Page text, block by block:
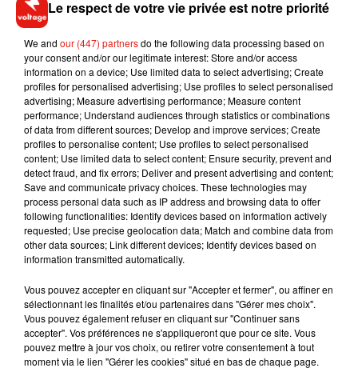
Musique
6 août 2026
Il y a 10 ans, DJ Snake changeait de
dimension avec son premier...
Fred again.. et Latin Mafia dévoilent enfin
leur mixtape créée en...
31 juillet 2026
Swedish House Mafia et Lykke Li
dévoilent « Happiness Is So Sad »
Le respect de votre vie privée est notre priorité
We and our (447) partnersdo the following data processing based on
your consent and/or our legitimate interest: Store and/or access
information on a device; Use limited data to select advertising; Create
profiles for personalised advertising; Use profiles to select personalised
advertising; Measure advertising performance; Measure content
performance; Understand audiences through statistics or combinations
of data from different sources; Develop and improve services; Create
profiles to personalise content; Use profiles to select personalised
content; Use limited data to select content; Ensure security, prevent and
detect fraud, and fix errors; Deliver and present advertising and content;
Save and communicate privacy choices. These technologies may
process personal data such as IP address and browsing data to offer
following functionalities: Identify devices based on information actively
requested; Use precise geolocation data; Match and combine data from
other data sources; Link different devices; Identify devices based on
information transmitted automatically.
Vous pouvez accepter en cliquant sur "Accepter et fermer", ou affiner en
sélectionnant les finalités et/ou partenaires dans "Gérer mes choix".
Vous pouvez également refuser en cliquant sur "Continuer sans
accepter". Vos préférences ne s'appliqueront que pour ce site. Vous
pouvez mettre à jour vos choix, ou retirer votre consentement à tout
moment via le lien "Gérer les cookies" situé en bas de chaque page.